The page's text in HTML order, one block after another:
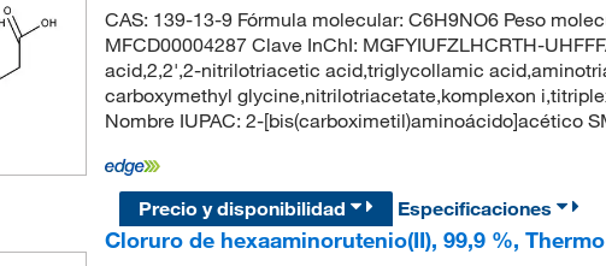
CAS: 139-13-9 Fórmula molecular: C6H9NO6 Peso
MFCD00004287 Clave InChI: MGFYIUFZLHCRTH-
acid,2,2',2-nitrilotriacetic acid,triglycollamic
carboxymethyl glycine,nitrilotriacetate,komplexon
Nombre IUPAC: 2-[bis(carboximetil)aminoácido]acético
Precio y disponibilidad
Especificaciones
Cloruro de hexaaminorutenio(II), 99,9 %,